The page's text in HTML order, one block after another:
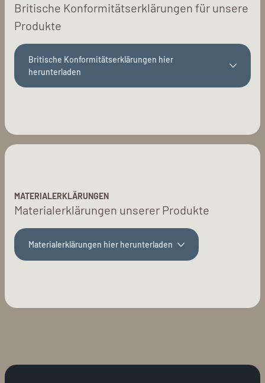
Britische Konformitätserklärungen für unsere
Produkte
Britische Konformitätserklärungen hier
herunterladen
MATERIALERKLÄRUNGEN
Materialerklärungen unserer Produkte
Materialerklärungen hier herunterladen